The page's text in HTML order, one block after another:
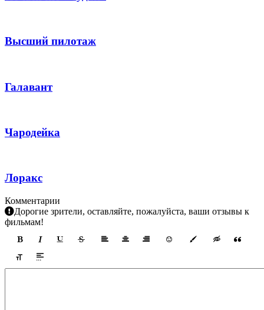
Высший пилотаж
Галавант
Чародейка
Лоракс
Комментарии
Дорогие зрители, оставляйте, пожалуйста, ваши отзывы к
фильмам!